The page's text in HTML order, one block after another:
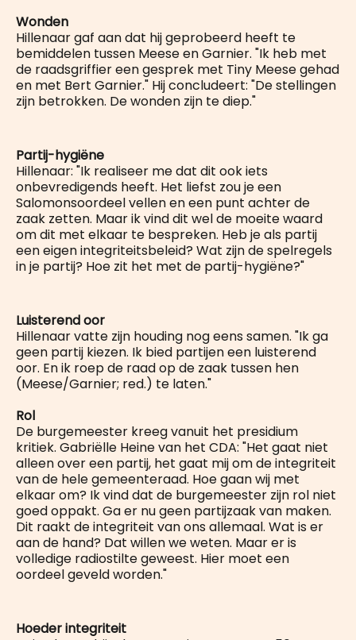
Wonden
Hillenaar gaf aan dat hij geprobeerd heeft te
bemiddelen tussen Meese en Garnier. "Ik heb met
de raadsgriffier een gesprek met Tiny Meese gehad
en met Bert Garnier." Hij concludeert: "De stellingen
zijn betrokken. De wonden zijn te diep."
Partij-hygiëne
Hillenaar: "Ik realiseer me dat dit ook iets
onbevredigends heeft. Het liefst zou je een
Salomonsoordeel vellen en een punt achter de
zaak zetten. Maar ik vind dit wel de moeite waard
om dit met elkaar te bespreken. Heb je als partij
een eigen integriteitsbeleid? Wat zijn de spelregels
in je partij? Hoe zit het met de partij-hygiëne?"
Luisterend oor
Hillenaar vatte zijn houding nog eens samen. "Ik ga
geen partij kiezen. Ik bied partijen een luisterend
oor. En ik roep de raad op de zaak tussen hen
(Meese/Garnier; red.) te laten."
Rol
De burgemeester kreeg vanuit het presidium
kritiek. Gabriëlle Heine van het CDA: "Het gaat niet
alleen over een partij, het gaat mij om de integriteit
van de hele gemeenteraad. Hoe gaan wij met
elkaar om? Ik vind dat de burgemeester zijn rol niet
goed oppakt. Ga er nu geen partijzaak van maken.
Dit raakt de integriteit van ons allemaal. Wat is er
aan de hand? Dat willen we weten. Maar er is
volledige radiostilte geweest. Hier moet een
oordeel geveld worden."
Hoeder integriteit